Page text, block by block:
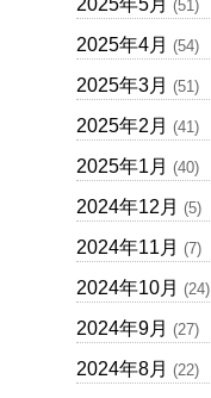
2025年5月 (51)
2025年4月 (54)
2025年3月 (51)
2025年2月 (41)
2025年1月 (40)
2024年12月 (5)
2024年11月 (7)
2024年10月 (24)
2024年9月 (27)
2024年8月 (22)